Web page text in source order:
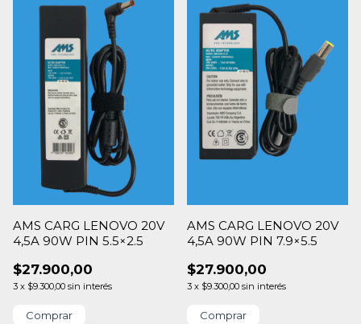
AMS CARG LENOVO 20V
4,5A 90W PIN 5.5×2.5
$27.900,00
3 x $9.300,00 sin interés
AMS CARG LENOVO 20V
4,5A 90W PIN 7.9×5.5
$27.900,00
3 x $9.300,00 sin interés